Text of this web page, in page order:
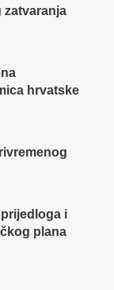
zatvaranja
hrvatske
i
plana